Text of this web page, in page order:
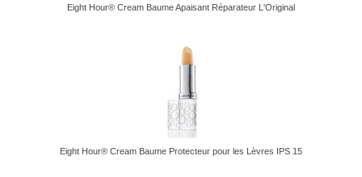
Eight Hour® Cream Baume Apaisant Réparateur L'Original
Eight Hour® Cream Baume Protecteur pour les Lèvres IPS 15